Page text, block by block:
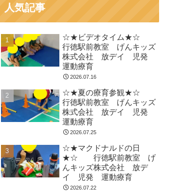
人気記事
☆★ビデオタイム★☆
行徳駅前教室 げんキッズ
株式会社 放デイ 児発
運動療育
2026.07.16
☆★夏の療育参観★☆
行徳駅前教室 げんキッズ
株式会社 放デイ 児発
運動療育
2026.07.25
☆★マクドナルドの日
★☆ 行徳駅前教室 げ
んキッズ株式会社 放デ
イ 児発 運動療育
2026.07.22